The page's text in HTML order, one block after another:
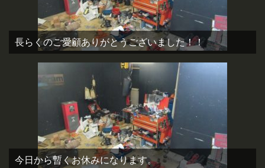
長らくのご愛顧ありがとうございました！！
今日から暫くお休みになります。